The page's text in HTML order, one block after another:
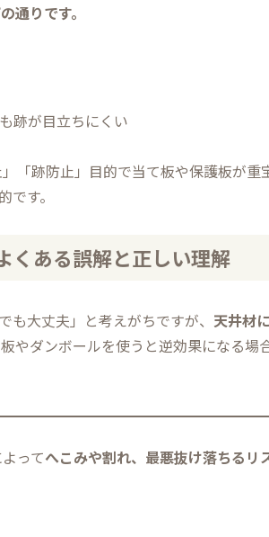
通りです。
跡が目立ちにくい
跡防止」目的で当て板や保護板が重
す。
くある誤解と正しい理解
大丈夫」と考えがちですが、 天井材
やダンボールを使うと逆効果になる場
ってへこみや割れ、最悪抜け落ちるリ